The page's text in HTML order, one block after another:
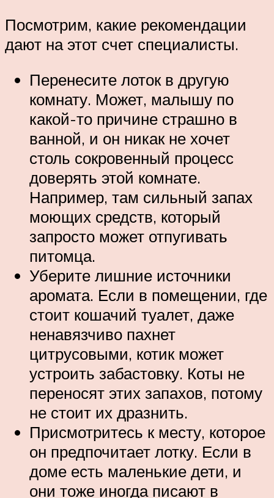
Посмотрим, какие рекомендации
дают на этот счет специалисты.
Перенесите лоток в другую
комнату. Может, малышу по
какой-то причине страшно в
ванной, и он никак не хочет
столь сокровенный процесс
доверять этой комнате.
Например, там сильный запах
моющих средств, который
запросто может отпугивать
питомца.
Уберите лишние источники
аромата. Если в помещении, где
стоит кошачий туалет, даже
ненавязчиво пахнет
цитрусовыми, котик может
устроить забастовку. Коты не
переносят этих запахов, потому
не стоит их дразнить.
Присмотритесь к месту, которое
он предпочитает лотку. Если в
доме есть маленькие дети, и
они тоже иногда писают в